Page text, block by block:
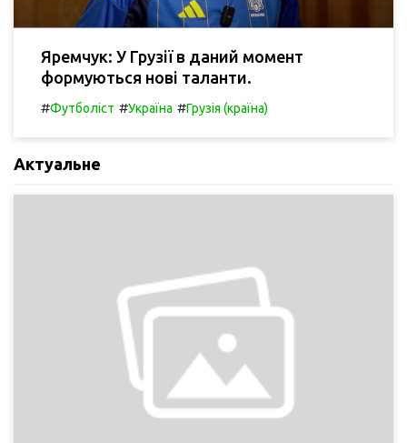
Яремчук: У Грузії в даний момент
формуються нові таланти.
#Футболіст #Україна #Грузія (країна)
Актуальне